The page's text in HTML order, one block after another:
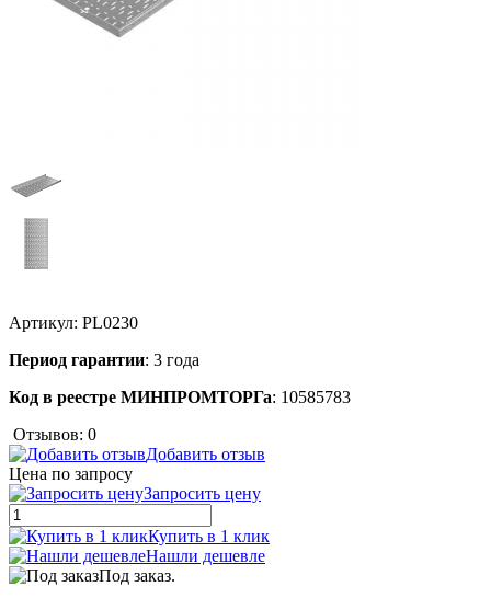
Артикул: PL0230
Период гарантии: 3 года
Код в реестре МИНПРОМТОРГа: 10585783
Отзывов: 0
Добавить отзыв
Цена по запросу
Запросить цену
Купить в 1 клик
Нашли дешевле
Под заказ.